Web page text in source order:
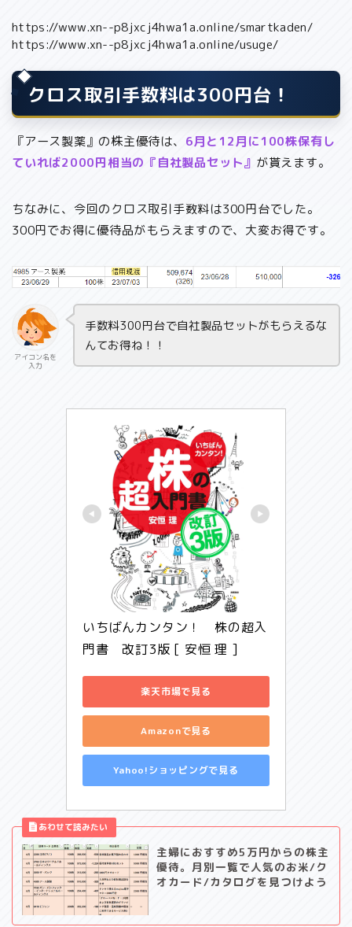
https://www.xn--p8jxcj4hwa1a.online/smartkaden/
https://www.xn--p8jxcj4hwa1a.online/usuge/
クロス取引手数料は300円台！
『アース製薬』の株主優待は、 6月と12月に100株保有し
ていれば2000円相当の『自社製品セット』 が貰えます。
ちなみに、今回のクロス取引手数料は300円台でした。
300円でお得に優待品がもらえますので、大変お得です。
アイコン名を
入力
手数料300円台で自社製品セットがもらえるな
んてお得ね！！
いちばんカンタン！　株の超入
門書　改訂3版 [ 安恒 理 ]
楽天市場で見る
Amazonで見る
Yahoo!ショッピングで見る
主婦におすすめ5万円からの株主
優待。月別一覧で人気のお米/ク
オカード/カタログを見つけよう